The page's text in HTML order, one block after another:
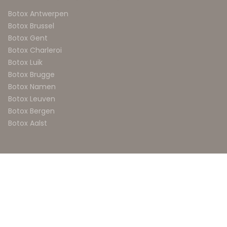
Botox Antwerpen
Botox Brussel
Botox Gent
Botox Charleroi
Botox Luik
Botox Brugge
Botox Namen
Botox Leuven
Botox Bergen
Botox Aalst